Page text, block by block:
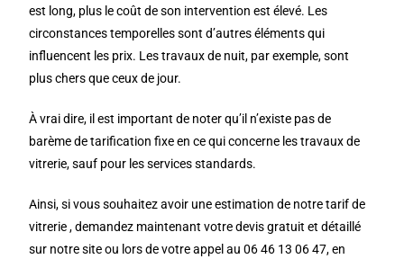
est long, plus le coût de son intervention est élevé. Les
circonstances temporelles sont d’autres éléments qui
influencent les prix. Les travaux de nuit, par exemple, sont
plus chers que ceux de jour.
À vrai dire, il est important de noter qu’il n’existe pas de
barème de tarification fixe en ce qui concerne les travaux de
vitrerie, sauf pour les services standards.
Ainsi, si vous souhaitez avoir une estimation de notre tarif de
vitrerie , demandez maintenant votre devis gratuit et détaillé
sur notre site ou lors de votre appel au 06 46 13 06 47, en